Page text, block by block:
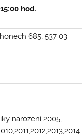
15:00 hod.
685, 537 03
narození 2005,